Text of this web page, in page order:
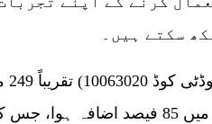
اس
تجاوز کر گیا، پچھلے سال کے مقابلے میں 85